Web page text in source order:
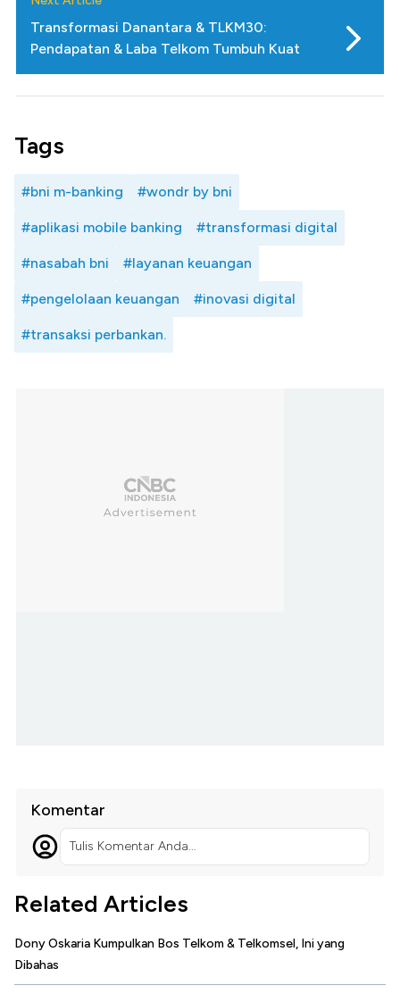
Transformasi Danantara & TLKM30:
Pendapatan & Laba Telkom Tumbuh Kuat
Tags
#bni m-banking #wondr by bni
#aplikasi mobile banking #transformasi digital
#nasabah bni #layanan keuangan
#pengelolaan keuangan #inovasi digital
#transaksi perbankan.
Komentar
Tulis Komentar Anda...
Related Articles
Dony Oskaria Kumpulkan Bos Telkom & Telkomsel, Ini yang
Dibahas